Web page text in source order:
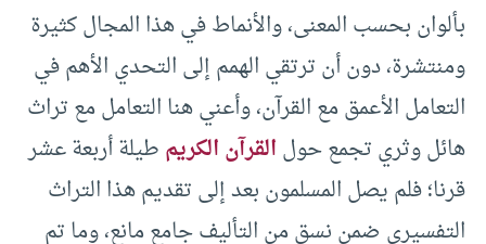
بألوان بحسب المعنى، والأنماط في هذا المجال كثيرة
ومنتشرة، دون أن ترتقي الهمم إلى التحدي الأهم في
التعامل الأعمق مع القرآن، وأعني هنا التعامل مع تراث
هائل وثري تجمع حولالقرآن الكريمطيلة أربعة عشر
قرنا؛ فلم يصل المسلمون بعد إلى تقديم هذا التراث
التفسيري ضمن نسق من التأليف جامع مانع، وما تم